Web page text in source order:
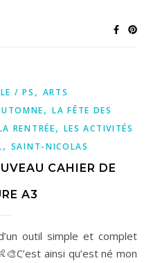
/ PS , ARTS
,LA FÊTE DES
RENTRÉE, LES ACTIVITÉS
, SAINT-NICOLAS
CAHIER DE
A3
ainsi qu’est né mon